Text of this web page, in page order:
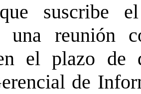
suscribe
una reunión
el plazo de
de